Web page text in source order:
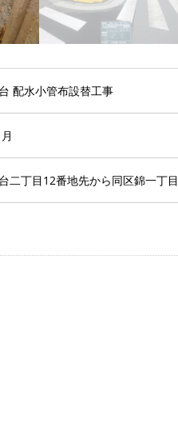
配水小管布設替工事
二丁目12番地先から同区錦一丁